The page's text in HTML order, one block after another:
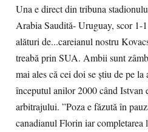
Una e direct din tribuna
Arabia Saudită- Uruguay, scor 1-
alături de...careianul nostru
treabă prin SUA. Ambii sunt
mai ales că cei doi se știu de pe
începutul anilor 2000 când Istvan
arbitrajului. ”Poza e făzută în
canadianul Florin iar completarea